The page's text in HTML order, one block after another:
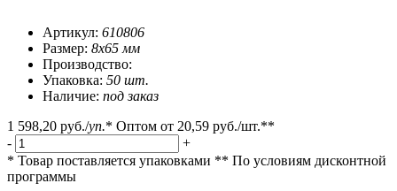
Артикул: 610806
Размер: 8х65 мм
Производство:
Упаковка: 50 шт.
Наличие: под заказ
1 598,20 руб./уп.* Оптом от 20,59 руб./шт.**
-
+
* Товар поставляется упаковками ** По условиям дисконтной
программы